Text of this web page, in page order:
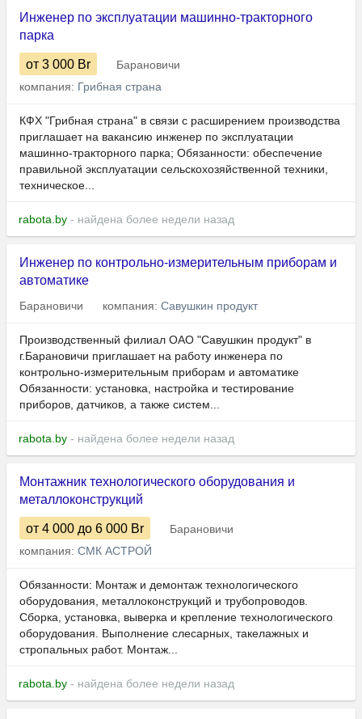
Инженер по эксплуатации машинно-тракторного
парка
от 3 000 Br
Барановичи
компания: Грибная страна
КФХ "Грибная страна" в связи с расширением производства
приглашает на вакансию инженер по эксплуатации
машинно-тракторного парка; Обязанности: обеспечение
правильной эксплуатации сельскохозяйственной техники,
техническое...
rabota.by - найдена более недели назад
Инженер по контрольно-измерительным приборам и
автоматике
Барановичи компания: Савушкин продукт
Производственный филиал ОАО "Савушкин продукт" в
г.Барановичи приглашает на работу инженера по
контрольно-измерительным приборам и автоматике
Обязанности: установка, настройка и тестирование
приборов, датчиков, а также систем...
rabota.by - найдена более недели назад
Монтажник технологического оборудования и
металлоконструкций
от 4 000 до 6 000 Br
Барановичи
компания: СМК АСТРОЙ
Обязанности: Монтаж и демонтаж технологического
оборудования, металлоконструкций и трубопроводов.
Сборка, установка, выверка и крепление технологического
оборудования. Выполнение слесарных, такелажных и
стропальных работ. Монтаж...
rabota.by - найдена более недели назад